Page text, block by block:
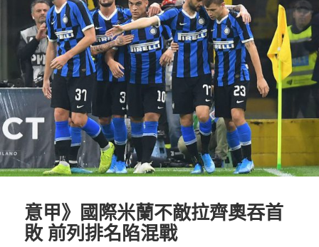
意甲》國際米蘭不敵拉齊奧吞首
敗 前列排名陷混戰